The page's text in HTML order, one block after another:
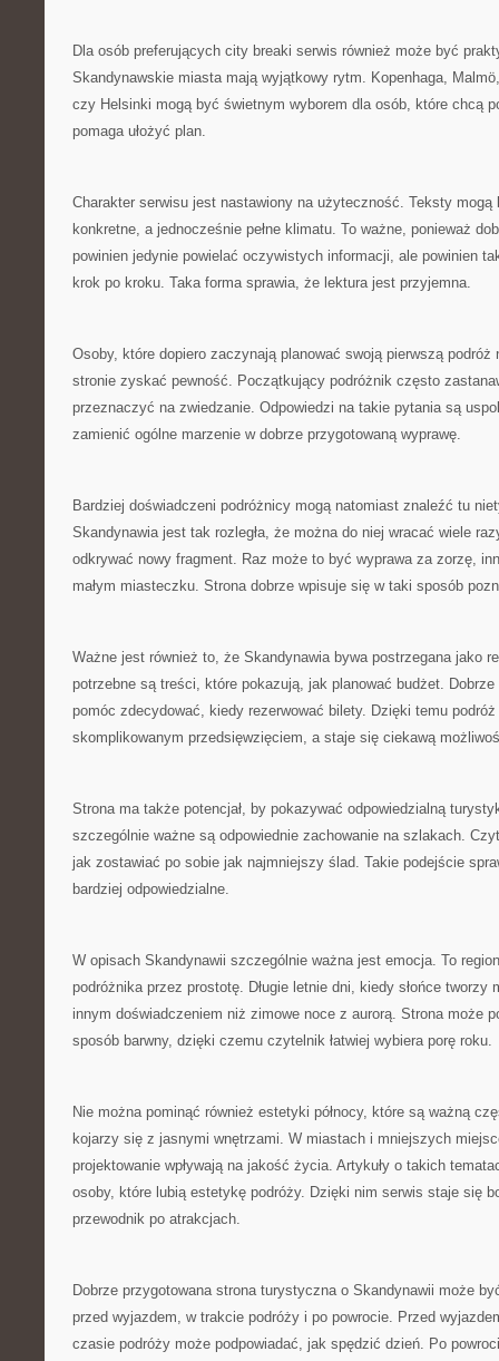
Dla osób preferujących city breaki serwis również może być
Skandynawskie miasta mają wyjątkowy rytm. Kopenhaga,
czy Helsinki mogą być świetnym wyborem dla osób, które chcą
pomaga ułożyć plan.
Charakter serwisu jest nastawiony na użyteczność. Teksty mogą
konkretne, a jednocześnie pełne klimatu. To ważne, ponieważ
powinien jedynie powielać oczywistych informacji, ale powinien
krok po kroku. Taka forma sprawia, że lektura jest przyjemna.
Osoby, które dopiero zaczynają planować swoją pierwszą podróż
stronie zyskać pewność. Początkujący podróżnik często
przeznaczyć na zwiedzanie. Odpowiedzi na takie pytania są
zamienić ogólne marzenie w dobrze przygotowaną wyprawę.
Bardziej doświadczeni podróżnicy mogą natomiast znaleźć tu
Skandynawia jest tak rozległa, że można do niej wracać wiele
odkrywać nowy fragment. Raz może to być wyprawa za zorzę,
małym miasteczku. Strona dobrze wpisuje się w taki sposób
Ważne jest również to, że Skandynawia bywa postrzegana jako
potrzebne są treści, które pokazują, jak planować budżet. Dobrze
pomóc zdecydować, kiedy rezerwować bilety. Dzięki temu podróż
skomplikowanym przedsięwzięciem, a staje się ciekawą
Strona ma także potencjał, by pokazywać odpowiedzialną
szczególnie ważne są odpowiednie zachowanie na szlakach.
jak zostawiać po sobie jak najmniejszy ślad. Takie podejście
bardziej odpowiedzialne.
W opisach Skandynawii szczególnie ważna jest emocja. To
podróżnika przez prostotę. Długie letnie dni, kiedy słońce tworzy
innym doświadczeniem niż zimowe noce z aurorą. Strona może
sposób barwny, dzięki czemu czytelnik łatwiej wybiera porę roku.
Nie można pominąć również estetyki północy, które są ważną
kojarzy się z jasnymi wnętrzami. W miastach i mniejszych
projektowanie wpływają na jakość życia. Artykuły o takich
osoby, które lubią estetykę podróży. Dzięki nim serwis staje się
przewodnik po atrakcjach.
Dobrze przygotowana strona turystyczna o Skandynawii może
przed wyjazdem, w trakcie podróży i po powrocie. Przed
czasie podróży może podpowiadać, jak spędzić dzień. Po